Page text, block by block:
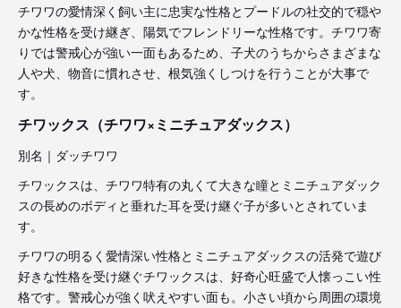
チワワの愛情深く飼い主に忠実な性格とプードルの社交的で穏や
かな性格を受け継ぎ、陽気でフレンドリーな性格です。チワワ寄
りでは警戒心が強い一面もあるため、子犬のうちからさまざまな
人や犬、物音に慣れさせ、根気強くしつけを行うことが大事で
す。
チワックス（チワワ×ミニチュアダックス）
別名｜ダッチワワ
チワックスは、チワワ特有の丸くて大きな瞳とミニチュアダック
スの長めのボディと垂れた耳を受け継ぐ子が多いとされていま
す。
チワワの明るく愛情深い性格とミニチュアダックスの活発で遊び
好きな性格を受け継ぐチワックスは、好奇心旺盛で人懐っこい性
格です。警戒心が強く吠えやすい面も。小さい頃から周囲の環境